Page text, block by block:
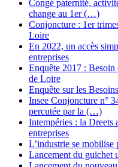
Congé paternité,
change au 1er (…)
Conjoncture : 1er
Loire
En 2022, un accès
entreprises
Enquête 2017 :
de Loire
Enquête sur les
Insee Conjoncture n°
percutée par la (…)
Intempéries : la Dreets
entreprises
L’industrie se mobilise
Lancement du guichet